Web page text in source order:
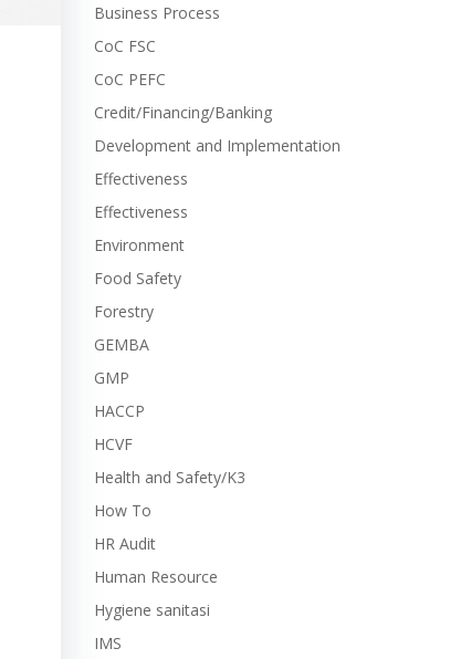
Business Process
CoC FSC
CoC PEFC
Credit/Financing/Banking
Development and Implementation
Effectiveness
Effectiveness
Environment
Food Safety
Forestry
GEMBA
GMP
HACCP
HCVF
Health and Safety/K3
How To
HR Audit
Human Resource
Hygiene sanitasi
IMS